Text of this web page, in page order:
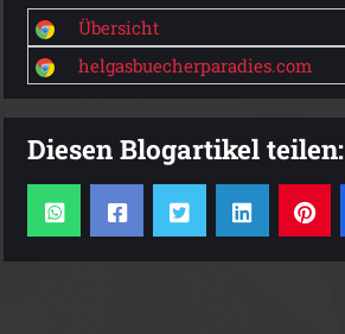
Übersicht
helgasbuecherparadies.com
Diesen Blogartikel teilen: